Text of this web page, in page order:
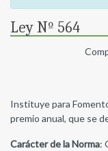
Ley Nº 564
Instituye para
premio anual, que se
Carácter de la Norma: